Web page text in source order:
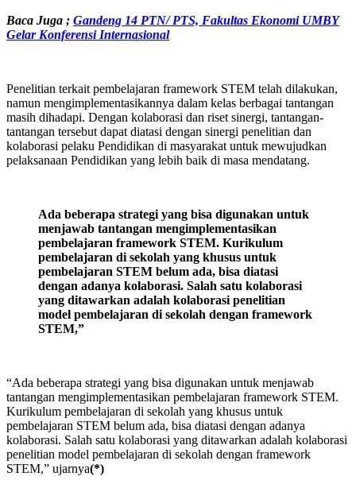
Baca Juga ; Gandeng 14 PTN/ PTS, Fakultas Ekonomi UMBY
Gelar Konferensi Internasional
Penelitian terkait pembelajaran framework STEM telah dilakukan,
namun mengimplementasikannya dalam kelas berbagai tantangan
masih dihadapi. Dengan kolaborasi dan riset sinergi, tantangan-
tantangan tersebut dapat diatasi dengan sinergi penelitian dan
kolaborasi pelaku Pendidikan di masyarakat untuk mewujudkan
pelaksanaan Pendidikan yang lebih baik di masa mendatang.
Ada beberapa strategi yang bisa digunakan untuk
menjawab tantangan mengimplementasikan
pembelajaran framework STEM. Kurikulum
pembelajaran di sekolah yang khusus untuk
pembelajaran STEM belum ada, bisa diatasi
dengan adanya kolaborasi. Salah satu kolaborasi
yang ditawarkan adalah kolaborasi penelitian
model pembelajaran di sekolah dengan framework
STEM,”
“Ada beberapa strategi yang bisa digunakan untuk menjawab
tantangan mengimplementasikan pembelajaran framework STEM.
Kurikulum pembelajaran di sekolah yang khusus untuk
pembelajaran STEM belum ada, bisa diatasi dengan adanya
kolaborasi. Salah satu kolaborasi yang ditawarkan adalah kolaborasi
penelitian model pembelajaran di sekolah dengan framework
STEM,” ujarnya(*)